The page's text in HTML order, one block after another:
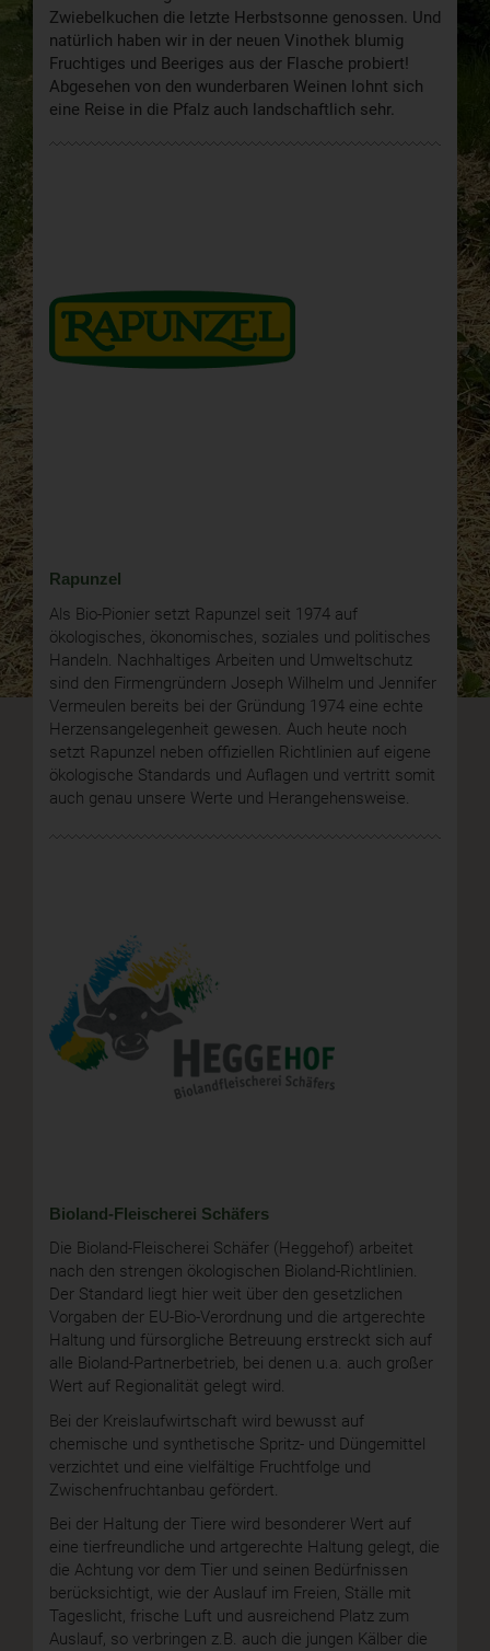
Zwiebelkuchen die letzte Herbstsonne genossen. Und
natürlich haben wir in der neuen Vinothek blumig
Fruchtiges und Beeriges aus der Flasche probiert!
Abgesehen von den wunderbaren Weinen lohnt sich
eine Reise in die Pfalz auch landschaftlich sehr.
Rapunzel
Als Bio-Pionier setzt Rapunzel seit 1974 auf
ökologisches, ökonomisches, soziales und politisches
Handeln. Nachhaltiges Arbeiten und Umweltschutz
sind den Firmengründern Joseph Wilhelm und Jennifer
Vermeulen bereits bei der Gründung 1974 eine echte
Herzensangelegenheit gewesen. Auch heute noch
setzt Rapunzel neben offiziellen Richtlinien auf eigene
ökologische Standards und Auflagen und vertritt somit
auch genau unsere Werte und Herangehensweise.
Bioland-Fleischerei Schäfers
Die Bioland-Fleischerei Schäfer (Heggehof) arbeitet
nach den strengen ökologischen Bioland-Richtlinien.
Der Standard liegt hier weit über den gesetzlichen
Vorgaben der EU-Bio-Verordnung und die artgerechte
Haltung und fürsorgliche Betreuung erstreckt sich auf
alle Bioland-Partnerbetrieb, bei denen u.a. auch großer
Wert auf Regionalität gelegt wird.
Bei der Kreislaufwirtschaft wird bewusst auf
chemische und synthetische Spritz- und Düngemittel
verzichtet und eine vielfältige Fruchtfolge und
Zwischenfruchtanbau gefördert.
Bei der Haltung der Tiere wird besonderer Wert auf
eine tierfreundliche und artgerechte Haltung gelegt, die
die Achtung vor dem Tier und seinen Bedürfnissen
berücksichtigt, wie der Auslauf im Freien, Ställe mit
Tageslicht, frische Luft und ausreichend Platz zum
Auslauf, so verbringen z.B. auch die jungen Kälber die